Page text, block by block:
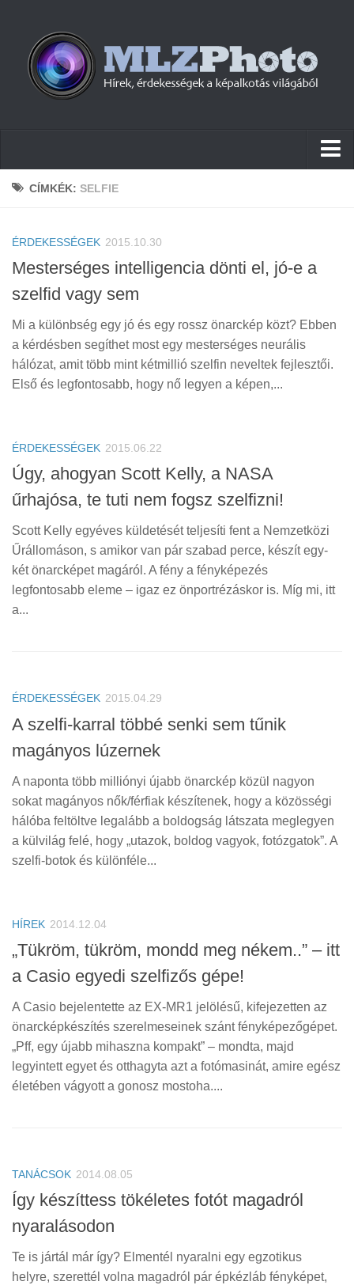
Hírek
Cikkek
Szoftver
Firmware
Tudástár
Tanácsok
Érdekességek
E-BB
CÍMKÉK: SELFIE
ÉRDEKESSÉGEK 2015.10.30
Mesterséges intelligencia dönti el, jó-e a
szelfid vagy sem
Mi a különbség egy jó és egy rossz önarckép közt? Ebben
a kérdésben segíthet most egy mesterséges neurális
hálózat, amit több mint kétmillió szelfin neveltek fejlesztői.
Első és legfontosabb, hogy nő legyen a képen,...
ÉRDEKESSÉGEK 2015.06.22
Úgy, ahogyan Scott Kelly, a NASA
űrhajósa, te tuti nem fogsz szelfizni!
Scott Kelly egyéves küldetését teljesíti fent a Nemzetközi
Űrállomáson, s amikor van pár szabad perce, készít egy-
két önarcképet magáról. A fény a fényképezés
legfontosabb eleme – igaz ez önportrézáskor is. Míg mi, itt
a...
ÉRDEKESSÉGEK 2015.04.29
A szelfi-karral többé senki sem tűnik
magányos lúzernek
A naponta több milliónyi újabb önarckép közül nagyon
sokat magányos nők/férfiak készítenek, hogy a közösségi
hálóba feltöltve legalább a boldogság látszata meglegyen
a külvilág felé, hogy „utazok, boldog vagyok, fotózgatok”. A
szelfi-botok és különféle...
HÍREK 2014.12.04
„Tükröm, tükröm, mondd meg nékem..” – itt
a Casio egyedi szelfizős gépe!
A Casio bejelentette az EX-MR1 jelölésű, kifejezetten az
önarcképkészítés szerelmeseinek szánt fényképezőgépet.
„Pff, egy újabb mihaszna kompakt” – mondta, majd
legyintett egyet és otthagyta azt a fotómasinát, amire egész
életében vágyott a gonosz mostoha....
TANÁCSOK 2014.08.05
Így készíttess tökéletes fotót magadról
nyaralásodon
Te is jártál már így? Elmentél nyaralni egy egzotikus
helyre, szerettél volna magadról pár épkézláb fényképet,